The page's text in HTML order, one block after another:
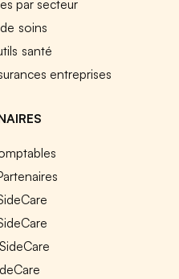
par secteur
soins
santé
entreprises